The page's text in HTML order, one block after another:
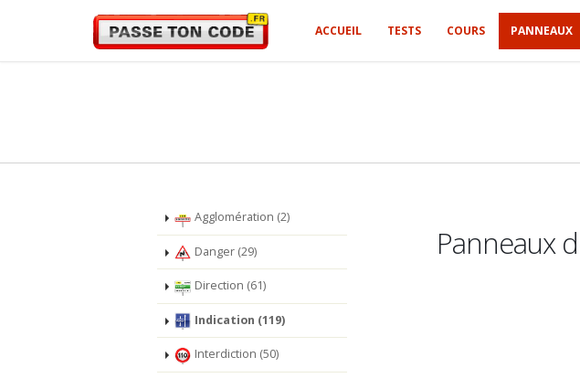
ACCUEIL TESTS COURS PANNEAUX
Agglomération (2)
Danger (29)
Direction (61)
Indication (119)
Interdiction (50)
Panneaux